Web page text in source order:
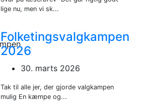
lige nu, men vi sk...
Folketingsvalgkampen
2026
30. marts 2026
Tak til alle jer, der gjorde valgkampen
mulig En kæmpe og...